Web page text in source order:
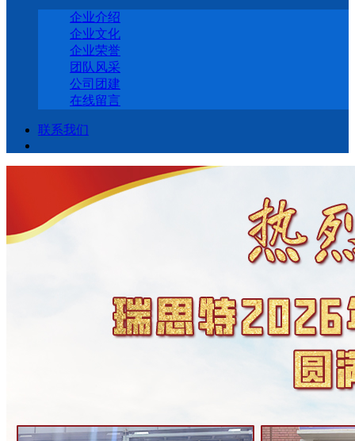
企业介绍
企业文化
企业荣誉
团队风采
公司团建
在线留言
联系我们